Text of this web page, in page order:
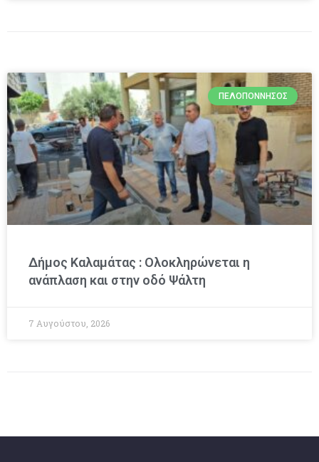
ΠΕΛΟΠΌΝΝΗΣΟΣ
Δήμος Καλαμάτας : Ολοκληρώνεται η
ανάπλαση και στην οδό Ψάλτη
7 Αυγούστου, 2026